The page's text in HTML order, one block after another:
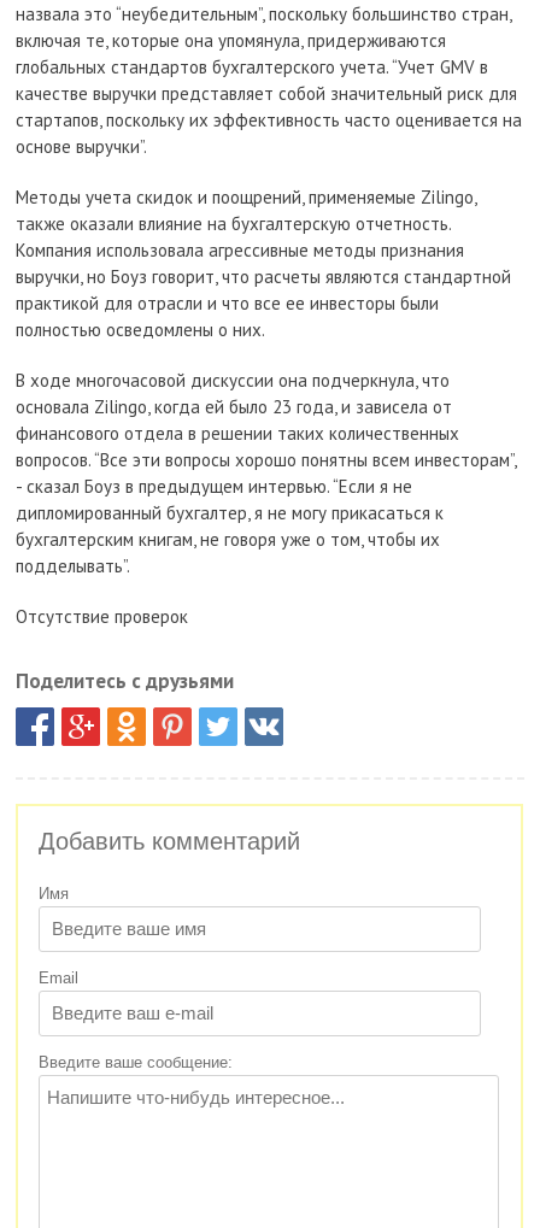
назвала это “неубедительным”, поскольку большинство стран,
включая те, которые она упомянула, придерживаются
глобальных стандартов бухгалтерского учета. “Учет GMV в
качестве выручки представляет собой значительный риск для
стартапов, поскольку их эффективность часто оценивается на
основе выручки”.
Методы учета скидок и поощрений, применяемые Zilingo,
также оказали влияние на бухгалтерскую отчетность.
Компания использовала агрессивные методы признания
выручки, но Боуз говорит, что расчеты являются стандартной
практикой для отрасли и что все ее инвесторы были
полностью осведомлены о них.
В ходе многочасовой дискуссии она подчеркнула, что
основала Zilingo, когда ей было 23 года, и зависела от
финансового отдела в решении таких количественных
вопросов. “Все эти вопросы хорошо понятны всем инвесторам”,
- сказал Боуз в предыдущем интервью. “Если я не
дипломированный бухгалтер, я не могу прикасаться к
бухгалтерским книгам, не говоря уже о том, чтобы их
подделывать”.
Отсутствие проверок
Поделитесь с друзьями
Добавить комментарий
Имя
Email
Введите ваше сообщение: